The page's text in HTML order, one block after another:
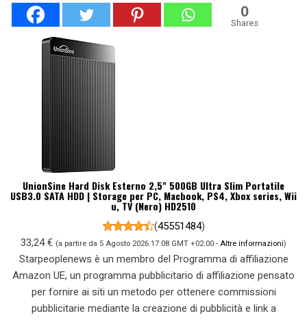
0
Shares
UnionSine Hard Disk Esterno 2,5" 500GB Ultra Slim Portatile
USB3.0 SATA HDD | Storage per PC, Macbook, PS4, Xbox series, Wii
u, TV (Nero) HD2510
(45551484)
33,24 € (a partire da 5 Agosto 2026 17:08 GMT +02:00 - Altre informazioni)
Starpeoplenews è un membro del Programma di affiliazione
Amazon UE, un programma pubblicitario di affiliazione pensato
per fornire ai siti un metodo per ottenere commissioni
pubblicitarie mediante la creazione di pubblicità e link a